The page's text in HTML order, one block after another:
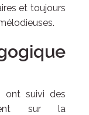
et toujours
ont suivi des
sur la